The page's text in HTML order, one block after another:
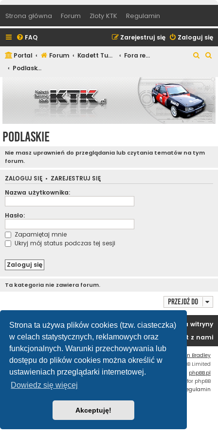
Strona ta używa plików cookies (tzw. ciasteczka)
w celach statystycznych, reklamowych oraz
funkcjonalnych. Warunki przechowywania lub
dostępu do plików cookies można określić w
ustawieniach przeglądarki internetowej.
Dowiedz się więcej
Akceptuję!
Strona główna Forum Zloty KTK Regulamin
FAQ Zaloguj się
Zarejestruj się
Portal Forum Kadett Tuning Klub
Fora regionalne
Podlaskie
u
k
a
u
k
a
j
Podlaskie
Nie masz uprawnień do przeglądania lub czytania tematów na tym
forum.
ZALOGUJ SIĘ • ZAREJESTRUJ SIĘ
Nazwa użytkownika:
Hasło:
Zapamiętaj mnie
Ukryj mój status podczas tej sesji
Ta kategoria nie zawiera forum.
Przejdź do
Portal Forum
Usuń ciasteczka witryny
Kontakt z nami
Flat Style by
Ian Bradley
Technologię dostarczaphpBB® Forum Software © phpBB Limited
Polski pakiet językowy dostarcza phpBB.pl
extension for phpBB
Regulamin